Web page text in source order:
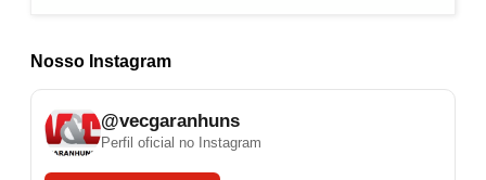
Nosso Instagram
@vecgaranhuns
Perfil oficial no Instagram